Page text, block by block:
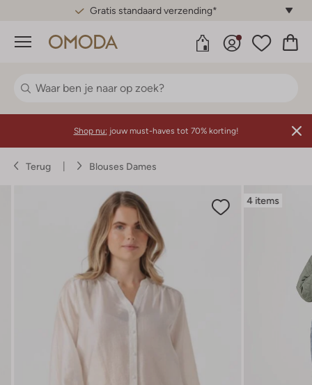
Gratis standaard verzending*
Menu
Shop nu: jouw must-haves tot 70% korting!
Terug Blouses Dames
4 items